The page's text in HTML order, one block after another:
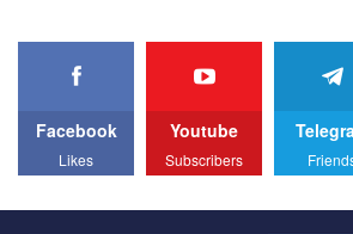
We appeal to your support and ask to help
All you have to do is to press "Like" below
Эмоционально сильный ролик от
Facebook
Likes
Youtube
Subscribers